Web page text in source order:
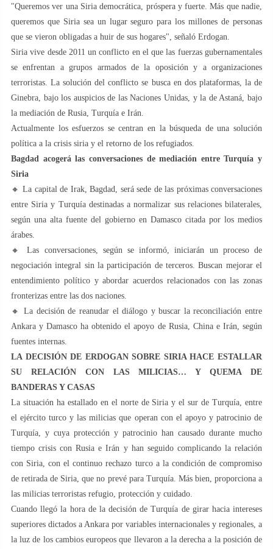
"Queremos ver una Siria democrática, próspera y fuerte. Más que nadie,
queremos que Siria sea un lugar seguro para los millones de personas
que se vieron obligadas a huir de sus hogares", señaló Erdogan.
Siria vive desde 2011 un conflicto en el que las fuerzas gubernamentales
se enfrentan a grupos armados de la oposición y a organizaciones
terroristas. La solución del conflicto se busca en dos plataformas, la de
Ginebra, bajo los auspicios de las Naciones Unidas, y la de Astaná, bajo
la mediación de Rusia, Turquía e Irán.
Actualmente los esfuerzos se centran en la búsqueda de una solución
política a la crisis siria y el retorno de los refugiados.
Bagdad acogerá las conversaciones de mediación entre Turquía y
Siria
🔸 La capital de Irak, Bagdad, será sede de las próximas conversaciones
entre Siria y Turquía destinadas a normalizar sus relaciones bilaterales,
según una alta fuente del gobierno en Damasco citada por los medios
árabes.
🔸 Las conversaciones, según se informó, iniciarán un proceso de
negociación integral sin la participación de terceros. Buscan mejorar el
entendimiento político y abordar acuerdos relacionados con las zonas
fronterizas entre las dos naciones.
🔸 La decisión de reanudar el diálogo y buscar la reconciliación entre
Ankara y Damasco ha obtenido el apoyo de Rusia, China e Irán, según
fuentes internas.
LA DECISIÓN DE ERDOGAN SOBRE SIRIA HACE ESTALLAR
SU RELACIÓN CON LAS MILICIAS… Y QUEMA DE
BANDERAS Y CASAS
La situación ha estallado en el norte de Siria y el sur de Turquía, entre
el ejército turco y las milicias que operan con el apoyo y patrocinio de
Turquía, y cuya protección y patrocinio han causado durante mucho
tiempo crisis con Rusia e Irán y han seguido complicando la relación
con Siria, con el continuo rechazo turco a la condición de compromiso
de retirada de Siria, que no prevé para Turquía. Más bien, proporciona a
las milicias terroristas refugio, protección y cuidado.
Cuando llegó la hora de la decisión de Turquía de girar hacia intereses
superiores dictados a Ankara por variables internacionales y regionales, a
la luz de los cambios europeos que llevaron a la derecha a la posición de